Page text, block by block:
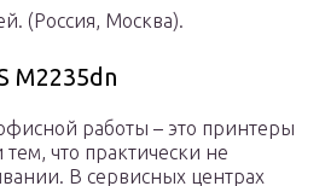
(Россия, Москва).
M2235dn
работы – это принтеры
что практически не
В сервисных центрах